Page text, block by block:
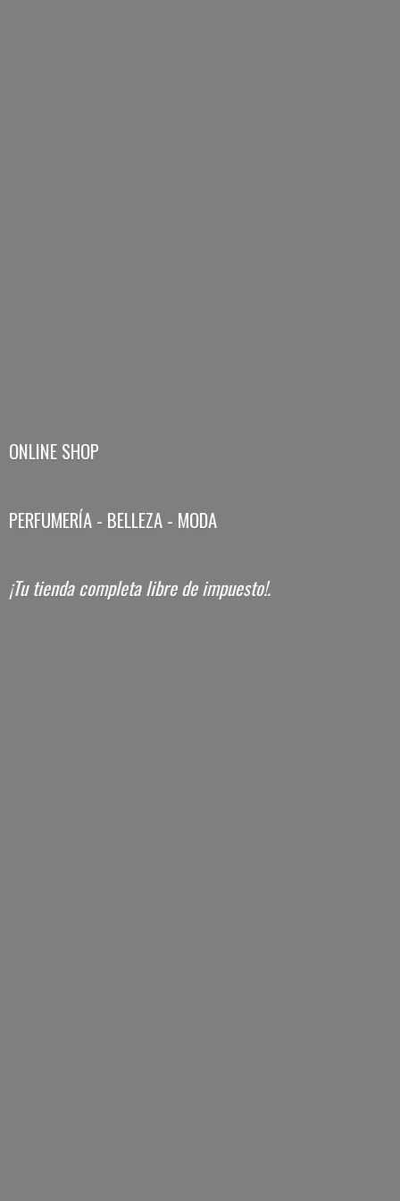
ONLINE SHOP
PERFUMERÍA - BELLEZA - MODA
¡Tu tienda completa librede impuesto!.